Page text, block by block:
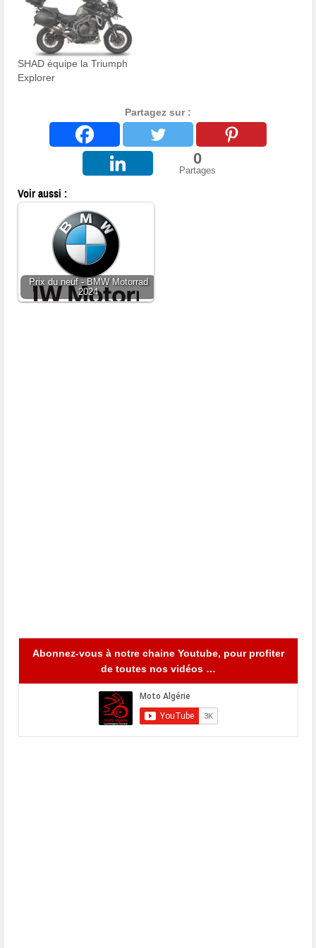
SHAD équipe la Triumph
Explorer
Partagez sur :
0
Partages
Voir aussi :
Prix du neuf - BMW Motorrad
2024
Abonnez-vous à notre chaine Youtube, pour profiter
de toutes nos vidéos …